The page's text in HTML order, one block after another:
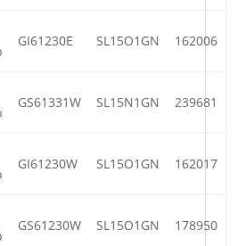
GI61230E SL15O1GN 162006
GS61331W SL15N1GN 239681
GI61230W SL15O1GN 162017
GS61230W SL15O1GN 178950